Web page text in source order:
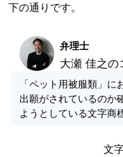
下の通りです。
弁理士
大瀬 佳之の
「ペット用被服類」
出願がされているのか
ようとしている文字商
文